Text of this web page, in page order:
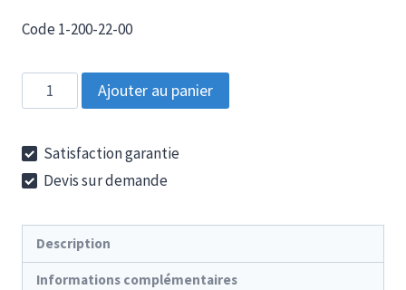
Code 1-200-22-00
quantité
de
JU
1/4-
Ajouter au panier
Satisfaction garantie
Devis sur demande
Description
Informations complémentaires